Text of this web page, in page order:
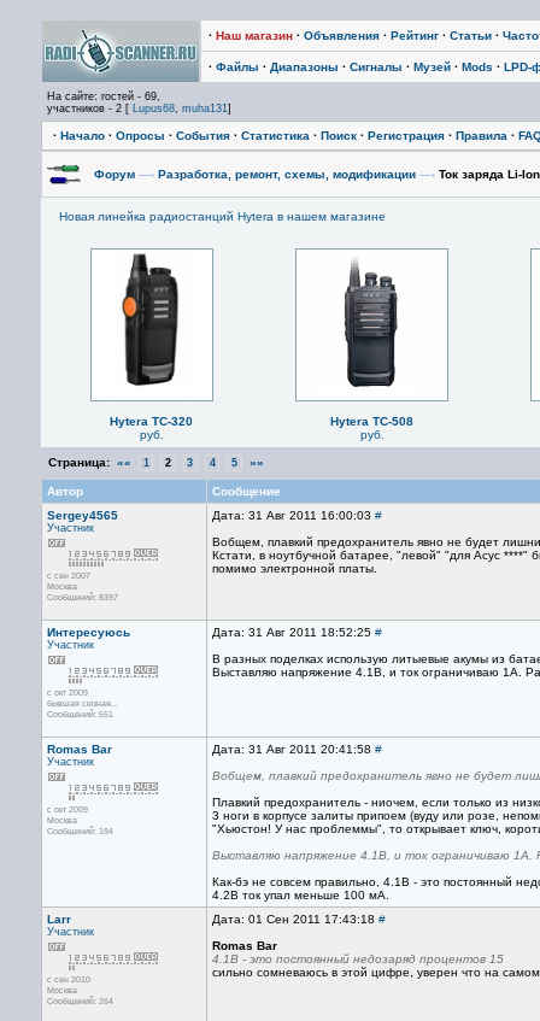
· Наш магазин · Объявления · Рейтинг · Статьи ·
· Файлы · Диапазоны · Сигналы · Музей · Mods · LPD-
На сайте: гостей - 69,
участников - 2 [ Lupus68, muha131]
· Начало · Опросы · События · Статистика · Поиск · Регистрация · Правила ·
Форум —› Разработка, ремонт, схемы, модификации —› Ток заряда Li-
Новая линейка радиостанций Hytera в нашем магазине
Hytera TC-320
руб.
Hytera TC-508
руб.
Страница: «« 1 2 3 4 5 »»
Автор
Сообщение
Sergey4565
Участник
с сен 2007
Москва
Сообщений: 8397
Дата: 31 Авг 2011 16:00:03 #
Вобщем, плавкий предохранитель явно не будет
Кстати, в ноутбучной батарее, "левой" "для Асус ****"
помимо электронной платы.
Интересуюсь
Участник
с окт 2009
бывшая сюзная...
Сообщений: 551
Дата: 31 Авг 2011 18:52:25 #
В разных поделках использую литыевые акумы из
Выставляю напряжение 4.1В, и ток ограничиваю 1А.
Romas Bar
Участник
с окт 2009
Москва
Сообщений: 194
Дата: 31 Авг 2011 20:41:58 #
Вобщем, плавкий предохранитель явно не будет
Плавкий предохранитель - ниочем, если только из
3 ноги в корпусе залиты припоем (вуду или розе,
"Хьюстон! У нас проблеммы", то открывает ключ,
Выставляю напряжение 4.1В, и ток ограничиваю
Как-бэ не совсем правильно, 4.1В - это постоянный
4.2В ток упал меньше 100 мА.
Larr
Участник
с сен 2010
Москва
Сообщений: 264
Дата: 01 Сен 2011 17:43:18 #
Romas Bar
4.1В - это постоянный недозаряд процентов 15
сильно сомневаюсь в этой цифре, уверен что на